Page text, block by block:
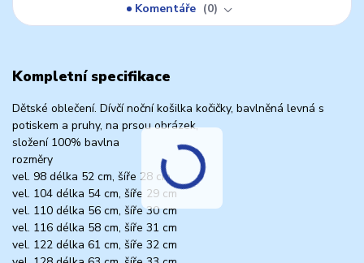
Komentáře
0
Kompletní specifikace
Dětské oblečení. Dívčí noční košilka kočičky, bavlněná levná s
potiskem a pruhy, na prsou obrázek,
složení 100% bavlna
rozměry
vel. 98 délka 52 cm, šíře 28 cm
vel. 104 délka 54 cm, šíře 29 cm
vel. 110 délka 56 cm, šíře 30 cm
vel. 116 délka 58 cm, šíře 31 cm
vel. 122 délka 61 cm, šíře 32 cm